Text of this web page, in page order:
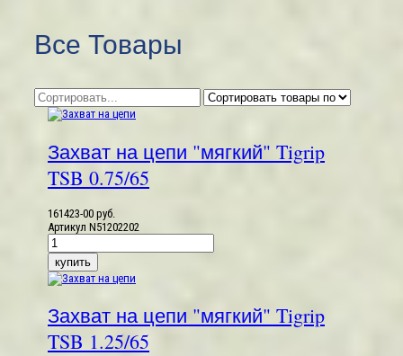
Все Товары
Захват на цепи "мягкий" Tigrip
TSB 0.75/65
161423-00 руб.
Артикул N51202202
Захват на цепи "мягкий" Tigrip
TSB 1.25/65